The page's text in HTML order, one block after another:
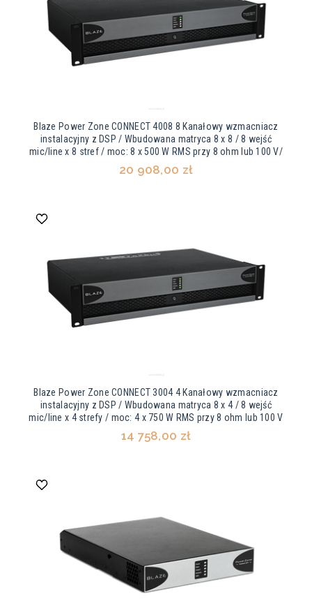
Blaze Power Zone CONNECT 4008 8 Kanałowy wzmacniacz
instalacyjny z DSP / Wbudowana matryca 8 x 8 / 8 wejść
mic/line x 8 stref / moc: 8 x 500 W RMS przy 8 ohm lub 100 V/
20 908,00 zł
Blaze Power Zone CONNECT 3004 4 Kanałowy wzmacniacz
instalacyjny z DSP / Wbudowana matryca 8 x 4 / 8 wejść
mic/line x 4 strefy / moc: 4 x 750 W RMS przy 8 ohm lub 100 V
14 758,00 zł